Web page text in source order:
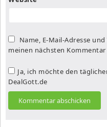
Name, E-Mail-Adresse
meinen nächsten
Ja, ich möchte den
DealGott.de